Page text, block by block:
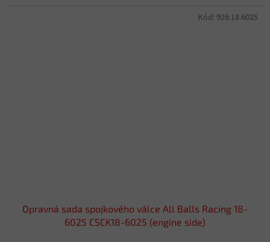
Opravná sada spojkového válce All Balls Racing 18-
6025 CSCK18-6025 (engine side)
Kód: 926.18.6025